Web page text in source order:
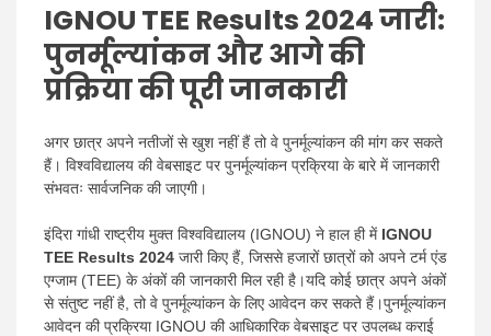
IGNOU TEE Results 2024 जारी:
पुनर्मूल्यांकन और आगे की
प्रक्रिया की पूरी जानकारी
अगर छात्र अपने नतीजों से खुश नहीं हैं तो वे पुनर्मूल्यांकन की मांग कर सकते
हैं। विश्वविद्यालय की वेबसाइट पर पुनर्मूल्यांकन प्रक्रिया के बारे में जानकारी
संभवतः सार्वजनिक की जाएगी।
इंदिरा गांधी राष्ट्रीय मुक्त विश्वविद्यालय (IGNOU) ने हाल ही में IGNOU
TEE Results 2024 जारी किए हैं, जिससे हजारों छात्रों को अपने टर्म एंड
एग्जाम (TEE) के अंकों की जानकारी मिल रही है।यदि कोई छात्र अपने अंकों
से संतुष्ट नहीं है, तो वे पुनर्मूल्यांकन के लिए आवेदन कर सकते हैं।पुनर्मूल्यांकन
आवेदन की प्रक्रिया IGNOU की आधिकारिक वेबसाइट पर उपलब्ध कराई